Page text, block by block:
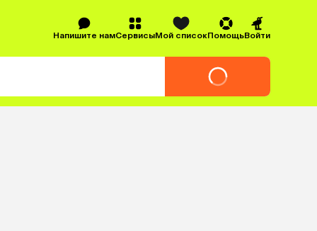
Напишите намСервисыМой списокПомощьВойти